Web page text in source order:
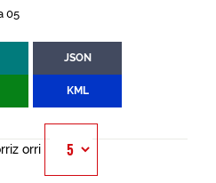
05
JSON
KML
orri